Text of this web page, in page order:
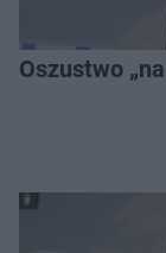
Oszustwo